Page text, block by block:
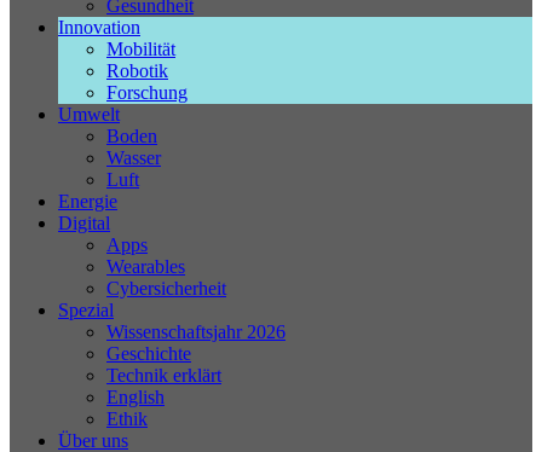
Gesundheit
Innovation
Mobilität
Robotik
Forschung
Umwelt
Boden
Wasser
Luft
Energie
Digital
Apps
Wearables
Cybersicherheit
Spezial
Wissenschaftsjahr 2026
Geschichte
Technik erklärt
English
Ethik
Über uns